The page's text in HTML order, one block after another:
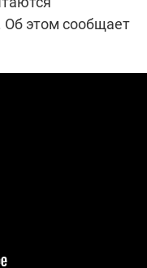
Об этом сообщает